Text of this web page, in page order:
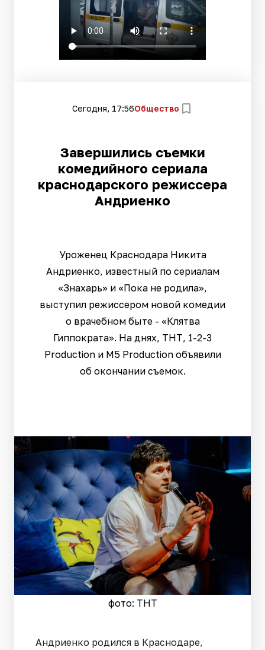
Сегодня, 17:56Общество
Завершились съемки
комедийного сериала
краснодарского режиссера
Андриенко
Уроженец Краснодара Никита
Андриенко, известный по сериалам
«Знахарь» и «Пока не родила»,
выступил режиссером новой комедии
о врачебном быте - «Клятва
Гиппократа». На днях, ТНТ, 1-2-3
Production и M5 Production объявили
об окончании съемок.
фото: ТНТ
Андриенко родился в Краснодаре,